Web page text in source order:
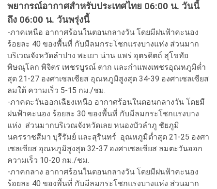
พยากรณ์อากาศสำหรับประเทศไทย 06:00 น. วันนี้
ถึง 06:00 น. วันพรุ่งนี้
-ภาคเหนือ อากาศร้อนในตอนกลางวัน โดยมีฝนฟ้าคะนอง
ร้อยละ 40 ของพื้นที่ กับมีลมกระโชกแรงบางแห่ง ส่วนมาก
บริเวณจังหวัดลำปาง พะเยา น่าน แพร่ อุตรดิตถ์ สุโขทัย
พิษณุโลก พิจิตร เพชรบูรณ์ ตาก และกำแพงเพชรอุณหภูมิต่ำ
สุด 21-27 องศาเซลเซียส อุณหภูมิสูงสุด 34-39 องศาเซลเซียส
ลมใต้ ความเร็ว 5-15 กม./ชม.
-ภาคตะวันออกเฉียงเหนือ อากาศร้อนในตอนกลางวัน โดยมี
ฝนฟ้าคะนอง ร้อยละ 30 ของพื้นที่ กับมีลมกระโชกแรงบาง
แห่ง ส่วนมากบริเวณจังหวัดเลย หนองบัวลำภู ชัยภูมิ
นครราชสีมา บุรีรัมย์ และสุรินทร์ อุณหภูมิต่ำสุด 21-25 องศา
เซลเซียส อุณหภูมิสูงสุด 32-37 องศาเซลเซียส ลมตะวันออก
ความเร็ว 10-20 กม./ชม.
-ภาคกลาง อากาศร้อนในตอนกลางวัน โดยมีฝนฟ้าคะนอง
ร้อยละ 40 ของพื้นที่ กับมีลมกระโชกแรงบางแห่ง ส่วนมาก